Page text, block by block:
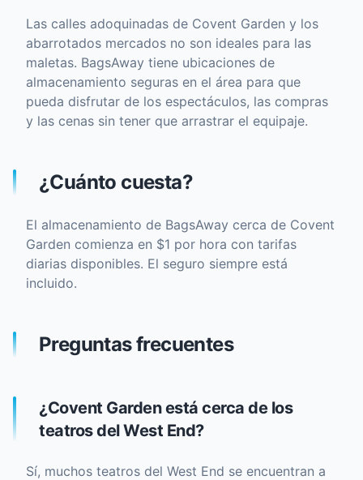
Las calles adoquinadas de Covent Garden y los
abarrotados mercados no son ideales para las
maletas. BagsAway tiene ubicaciones de
almacenamiento seguras en el área para que
pueda disfrutar de los espectáculos, las compras
y las cenas sin tener que arrastrar el equipaje.
¿Cuánto cuesta?
El almacenamiento de BagsAway cerca de Covent
Garden comienza en $1 por hora con tarifas
diarias disponibles. El seguro siempre está
incluido.
Preguntas frecuentes
¿Covent Garden está cerca de los
teatros del West End?
Sí, muchos teatros del West End se encuentran a